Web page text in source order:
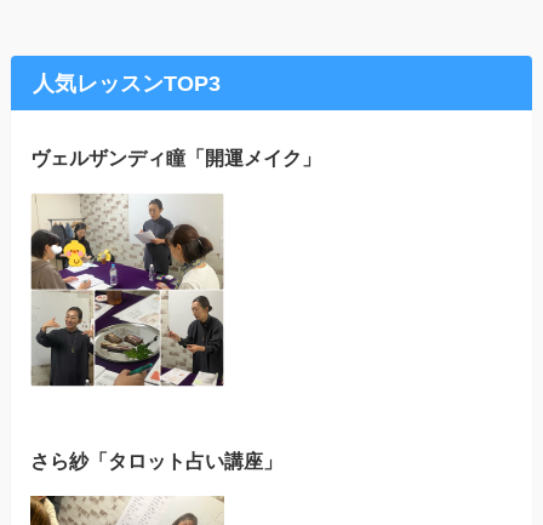
人気レッスンTOP3
ヴェルザンディ瞳「開運メイク」
さら紗「タロット占い講座」